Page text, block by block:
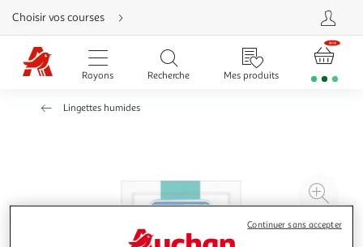
Aller
directement
au
contenu
Aller
directement
Aller
rubrique
Choisir vos courses
Rayons Recherche Mes produits
Lingettes humides
à
Continuer sans accepter